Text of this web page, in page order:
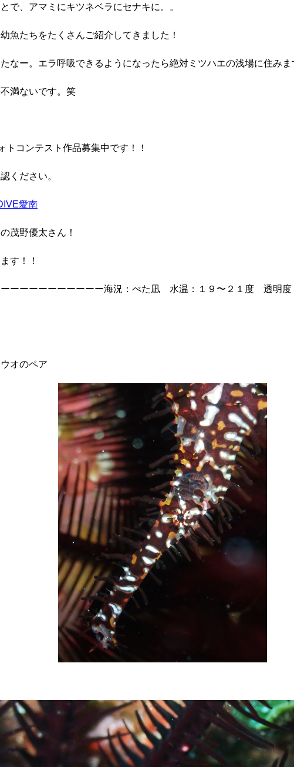
で、アマミにキツネベラにセナキに。。
魚たちをたくさんご紹介してきました！
なー。エラ呼吸できるようになったら絶対ミツハエの浅場に住みま
満ないです。笑
コンテスト作品募集中です！！
ください。
愛南
茂野優太さん！
す！！
ーーーーーーーーーー海況：べた凪 水温：１９〜２１度 透明度
オのペア